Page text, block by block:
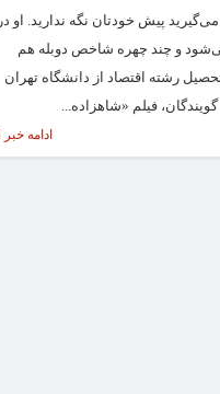
پیش خودتان نگه ندارید. او در
و چند چهره شاخص دوبله هم
دنیا رخت سفر بستند. به گزارش ایسنا، علی کسمایی متولد ۱۲۹۴ و فارغ‌التحصیل رشته‌ اقتصاد از دانشگاه تهران
ادامه خبر